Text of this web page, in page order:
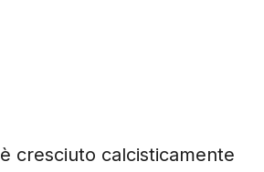
è cresciuto calcisticamente